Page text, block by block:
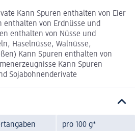
Kann Spuren enthalten von Eier
enthalten von Erdnüsse und
enthalten von Nüsse und
Haselnüsse, Walnüsse,
Kann Spuren enthalten von
Kann Spuren
Sojabohnenderivate
pro 100 g*